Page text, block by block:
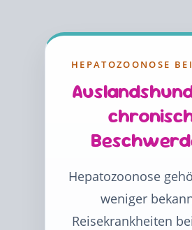
HEPATOZOONOSE
Hepatozoonose
weniger
Reisekrankheiten